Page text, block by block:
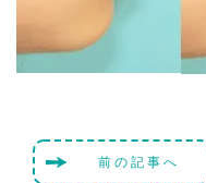
前の記事へ